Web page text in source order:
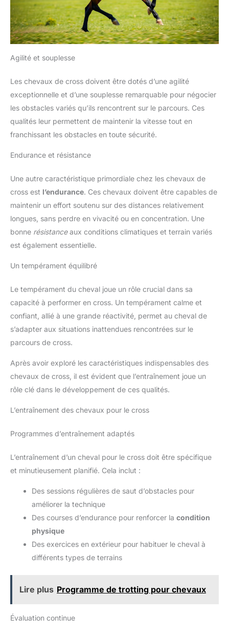
Agilité et souplesse
Les chevaux de cross doivent être dotés d’une agilité
exceptionnelle et d’une souplesse remarquable pour négocier
les obstacles variés qu’ils rencontrent sur le parcours. Ces
qualités leur permettent de maintenir la vitesse tout en
franchissant les obstacles en toute sécurité.
Endurance et résistance
Une autre caractéristique primordiale chez les chevaux de
cross est l’endurance. Ces chevaux doivent être capables de
maintenir un effort soutenu sur des distances relativement
longues, sans perdre en vivacité ou en concentration. Une
bonne résistanceaux conditions climatiques et terrain variés
est également essentielle.
Un tempérament équilibré
Le tempérament du cheval joue un rôle crucial dans sa
capacité à performer en cross. Un tempérament calme et
confiant, allié à une grande réactivité, permet au cheval de
s’adapter aux situations inattendues rencontrées sur le
parcours de cross.
Après avoir exploré les caractéristiques indispensables des
chevaux de cross, il est évident que l’entraînement joue un
rôle clé dans le développement de ces qualités.
L’entraînement des chevaux pour le cross
Programmes d’entraînement adaptés
L’entraînement d’un cheval pour le cross doit être spécifique
et minutieusement planifié. Cela inclut :
Des sessions régulières de saut d’obstacles pour
améliorer la technique
Des courses d’endurance pour renforcer la condition
physique
Des exercices en extérieur pour habituer le cheval à
différents types de terrains
Lire plus Programme de trotting pour chevaux
Évaluation continue